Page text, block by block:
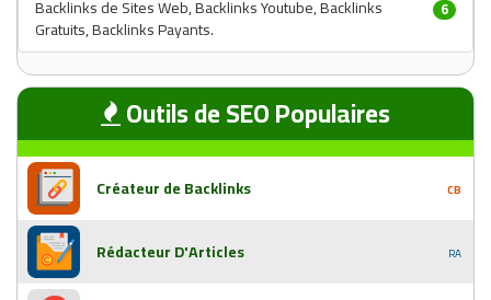
Backlinks de Sites Web, Backlinks Youtube, Backlinks
Gratuits, Backlinks Payants.
6
Outils de SEO Populaires
Créateur de Backlinks CB
Rédacteur D'Articles RA